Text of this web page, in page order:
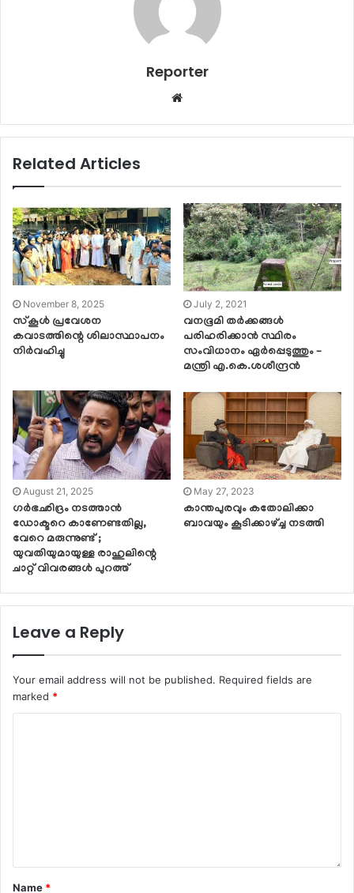
Reporter
Website
Related Articles
November 8, 2025
സ്കൂൾ പ്രവേശന
കവാടത്തിന്റെ ശിലാസ്ഥാപനം
നിർവഹിച്ചു
July 2, 2021
വനഭൂമി തർക്കങ്ങൾ
പരിഹരിക്കാൻ സ്ഥിരം
സംവിധാനം ഏർപ്പെടുത്തും –
മന്ത്രി എ.കെ.ശശീന്ദ്രൻ
August 21, 2025
ഗര്‍ഭഛിദ്രം നടത്താന്‍
ഡോക്ടറെ കാണേണ്ടതില്ല,
വേറെ മരുന്നുണ്ട് ;
യുവതിയുമായുള്ള രാഹുലിന്റെ
ചാറ്റ് വിവരങ്ങള്‍ പുറത്ത്
May 27, 2023
കാന്തപുരവും കതോലിക്കാ
ബാവയും കൂടിക്കാഴ്ച്ച നടത്തി
Leave a Reply
Your email address will not be published. Required fields are
marked *
Name *